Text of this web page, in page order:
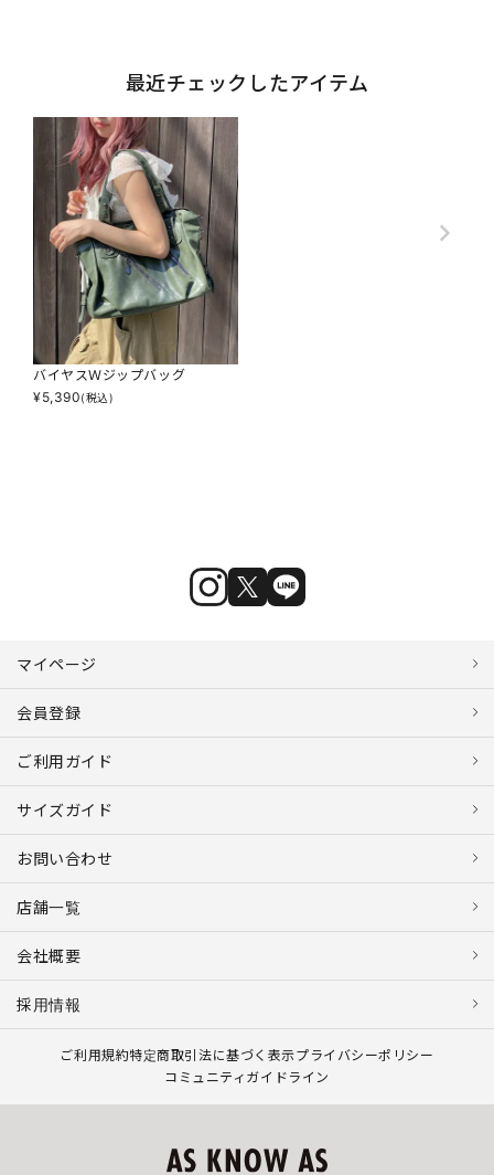
最近チェックしたアイテム
バイヤスＷジップバッグ
¥5,390(税込)
マイページ
会員登録
ご利用ガイド
サイズガイド
お問い合わせ
店舗一覧
会社概要
採用情報
ご利用規約特定商取引法に基づく表示プライバシーポリシー
コミュニティガイドライン